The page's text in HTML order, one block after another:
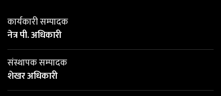
कार्यकारी सम्पादक
नेत्र पी. अधिकारी
संस्थापक सम्पादक
शेखर अधिकारी